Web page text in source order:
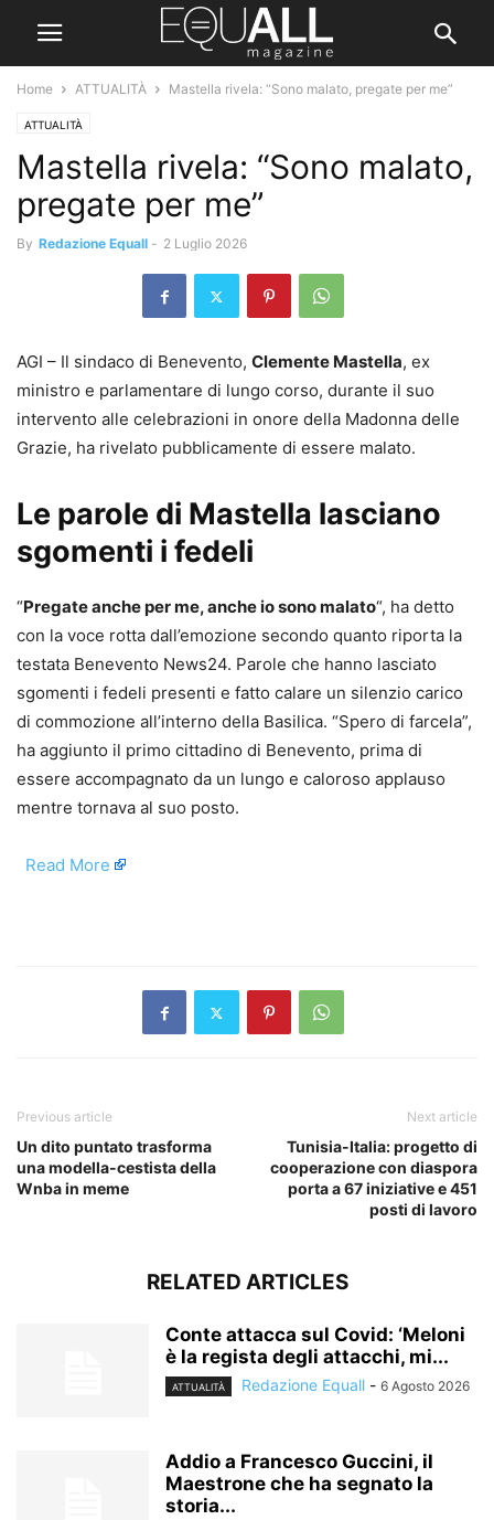
Home ATTUALITÀ Mastella rivela: “Sono malato, pregate per me”
ATTUALITÀ
Mastella rivela: “Sono malato,
pregate per me”
By Redazione Equall - 2 Luglio 2026
AGI – Il sindaco di Benevento, Clemente Mastella, ex
ministro e parlamentare di lungo corso, durante il suo
intervento alle celebrazioni in onore della Madonna delle
Grazie, ha rivelato pubblicamente di essere malato.
Le parole di Mastella lasciano
sgomenti i fedeli
“Pregate anche per me, anche io sono malato“, ha detto
con la voce rotta dall’emozione secondo quanto riporta la
testata Benevento News24. Parole che hanno lasciato
sgomenti i fedeli presenti e fatto calare un silenzio carico
di commozione all’interno della Basilica. “Spero di farcela”,
ha aggiunto il primo cittadino di Benevento, prima di
essere accompagnato da un lungo e caloroso applauso
mentre tornava al suo posto.
Read More
Previous article
Un dito puntato trasforma
una modella-cestista della
Wnba in meme
Next article
Tunisia-Italia: progetto di
cooperazione con diaspora
porta a 67 iniziative e 451
posti di lavoro
RELATED ARTICLES
Conte attacca sul Covid: ‘Meloni
è la regista degli attacchi, mi...
ATTUALITÀ Redazione Equall - 6 Agosto 2026
Addio a Francesco Guccini, il
Maestrone che ha segnato la
storia...